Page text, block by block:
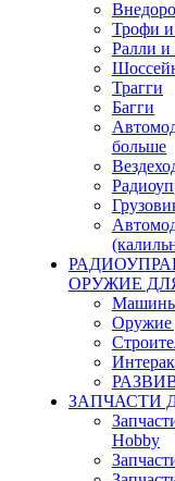
Трофи
Ралли
Трагги
Багги
больше
ОРУЖИЕ
Оружие
ЗАПЧАСТИ
Hobby